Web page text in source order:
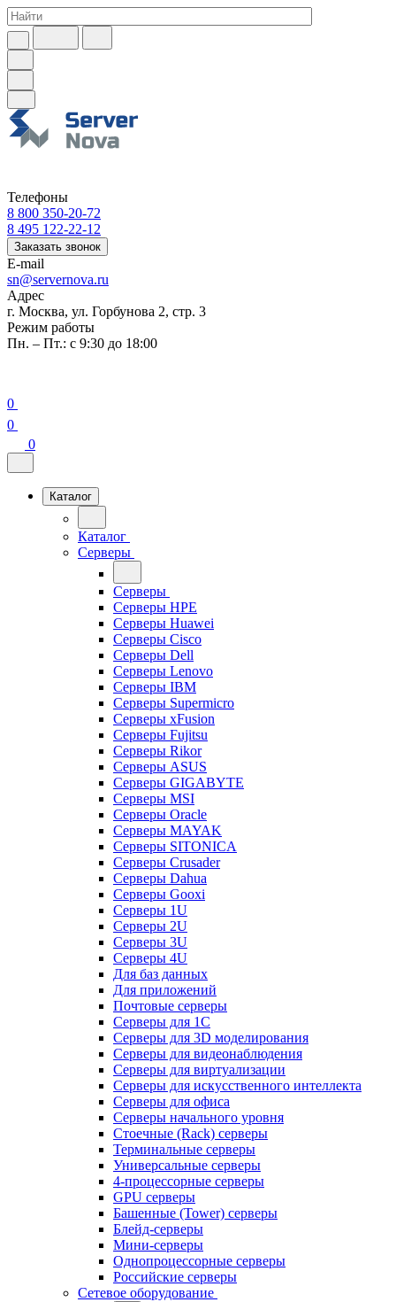
Телефоны
8 800 350-20-72
8 495 122-22-12
Заказать звонок
E-mail
sn@servernova.ru
Адрес
г. Москва, ул. Горбунова 2, стр. 3
Режим работы
Пн. – Пт.: с 9:30 до 18:00
0
0
0
Каталог
Каталог
Серверы
Серверы
Серверы HPE
Серверы Huawei
Серверы Cisco
Серверы Dell
Серверы Lenovo
Серверы IBM
Серверы Supermicro
Серверы xFusion
Серверы Fujitsu
Серверы Rikor
Серверы ASUS
Серверы GIGABYTE
Серверы MSI
Серверы Oracle
Серверы MAYAK
Серверы SITONICA
Серверы Crusader
Серверы Dahua
Серверы Gooxi
Серверы 1U
Серверы 2U
Серверы 3U
Серверы 4U
Для баз данных
Для приложений
Почтовые серверы
Серверы для 1С
Серверы для 3D моделирования
Серверы для видеонаблюдения
Серверы для виртуализации
Серверы для искусственного интеллекта
Серверы для офиса
Серверы начального уровня
Стоечные (Rack) серверы
Терминальные серверы
Универсальные серверы
4-процессорные серверы
GPU серверы
Башенные (Tower) серверы
Блейд-серверы
Мини-серверы
Однопроцессорные серверы
Российские серверы
Сетевое оборудование